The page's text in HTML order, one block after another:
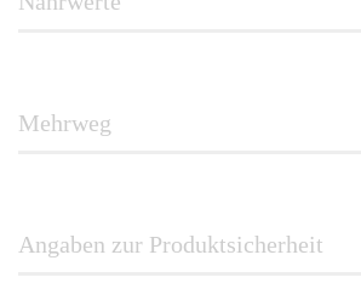
Mehrweg
Angaben zur Produktsicherheit